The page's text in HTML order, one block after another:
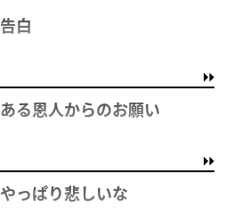
告白
ある恩人からのお願い
やっぱり悲しいな